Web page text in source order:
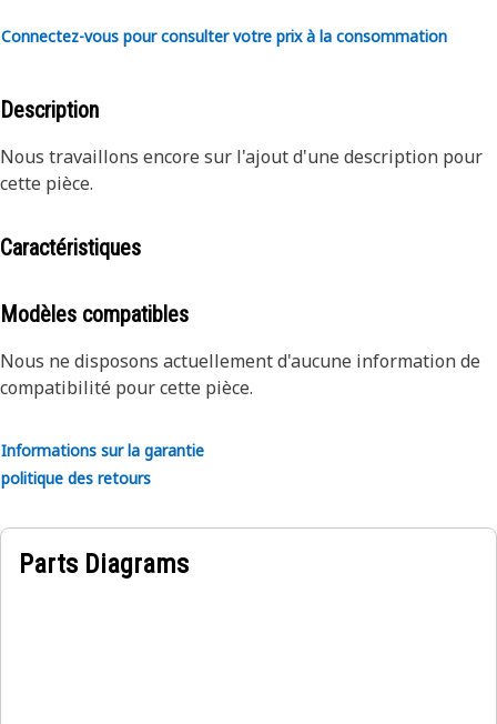
Connectez-vous pour consulter votre prix à la consommation
Description
Nous travaillons encore sur l'ajout d'une description pour
cette pièce.
Caractéristiques
Modèles compatibles
Nous ne disposons actuellement d'aucune information de
compatibilité pour cette pièce.
Informations sur la garantie
politique des retours
Parts Diagrams